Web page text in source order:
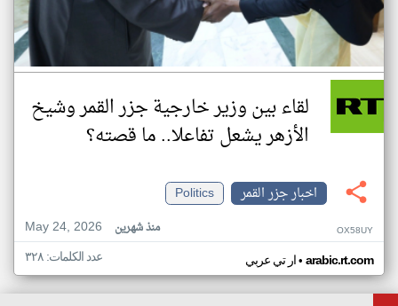
لقاء بين وزير خارجية جزر القمر وشيخ
الأزهر يشعل تفاعلا.. ما قصته؟
اخبار جزر القمر
Politics
May 24, 2026
منذ شهرين OX58UY
ار تي عربي• arabic.rt.com عدد الكلمات: ٣٢٨